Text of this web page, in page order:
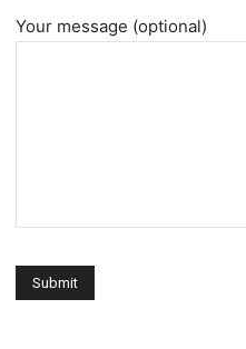
Your message (optional)